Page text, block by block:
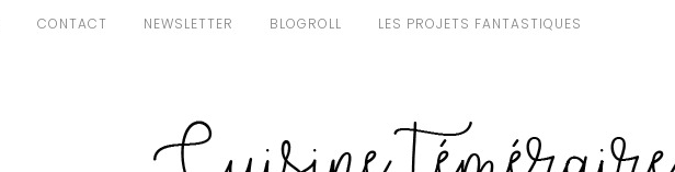
CONTACT NEWSLETTER BLOGROLL LES PROJETS FANTASTIQUES